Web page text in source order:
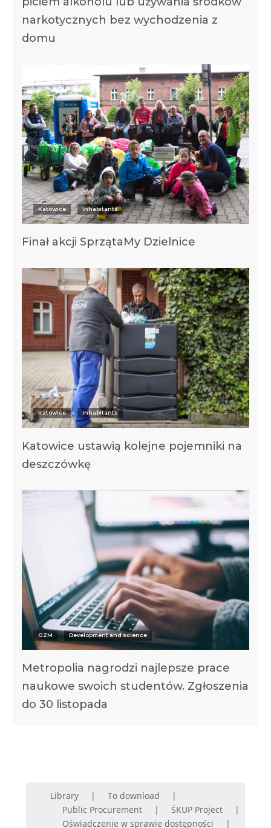
narkotycznych bez wychodzenia z
domu
Katowice Inhabitants
Finał akcji SprzątaMy Dzielnice
Katowice Inhabitants
Katowice ustawią kolejne pojemniki na
deszczówkę
GZM Development and science
Metropolia nagrodzi najlepsze prace
naukowe swoich studentów. Zgłoszenia
do 30 listopada
Library
To download
Public Procurement
ŚKUP Project
Oświadczenie w sprawie dostępności